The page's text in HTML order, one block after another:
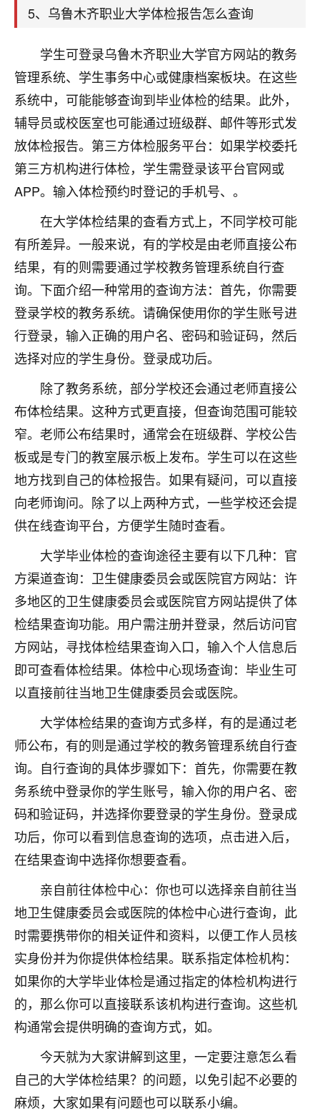
5、乌鲁木齐职业大学体检报告怎么查询
学生可登录乌鲁木齐职业大学官方网站的教务
管理系统、学生事务中心或健康档案板块。在这些
系统中，可能能够查询到毕业体检的结果。此外，
辅导员或校医室也可能通过班级群、邮件等形式发
放体检报告。第三方体检服务平台：如果学校委托
第三方机构进行体检，学生需登录该平台官网或
APP。输入体检预约时登记的手机号、。
在大学体检结果的查看方式上，不同学校可能
有所差异。一般来说，有的学校是由老师直接公布
结果，有的则需要通过学校教务管理系统自行查
询。下面介绍一种常用的查询方法：首先，你需要
登录学校的教务系统。请确保使用你的学生账号进
行登录，输入正确的用户名、密码和验证码，然后
选择对应的学生身份。登录成功后。
除了教务系统，部分学校还会通过老师直接公
布体检结果。这种方式更直接，但查询范围可能较
窄。老师公布结果时，通常会在班级群、学校公告
板或是专门的教室展示板上发布。学生可以在这些
地方找到自己的体检报告。如果有疑问，可以直接
向老师询问。除了以上两种方式，一些学校还会提
供在线查询平台，方便学生随时查看。
大学毕业体检的查询途径主要有以下几种：官
方渠道查询：卫生健康委员会或医院官方网站：许
多地区的卫生健康委员会或医院官方网站提供了体
检结果查询功能。用户需注册并登录，然后访问官
方网站，寻找体检结果查询入口，输入个人信息后
即可查看体检结果。体检中心现场查询：毕业生可
以直接前往当地卫生健康委员会或医院。
大学体检结果的查询方式多样，有的是通过老
师公布，有的则是通过学校的教务管理系统自行查
询。自行查询的具体步骤如下：首先，你需要在教
务系统中登录你的学生账号，输入你的用户名、密
码和验证码，并选择你要登录的学生身份。登录成
功后，你可以看到信息查询的选项，点击进入后，
在结果查询中选择你想要查看。
亲自前往体检中心：你也可以选择亲自前往当
地卫生健康委员会或医院的体检中心进行查询，此
时需要携带你的相关证件和资料，以便工作人员核
实身份并为你提供体检结果。联系指定体检机构：
如果你的大学毕业体检是通过指定的体检机构进行
的，那么你可以直接联系该机构进行查询。这些机
构通常会提供明确的查询方式，如。
今天就为大家讲解到这里，一定要注意怎么看
自己的大学体检结果？的问题，以免引起不必要的
麻烦，大家如果有问题也可以联系小编。
太岁还有一个发钱粮，本来年前的人事调整，拖到年
职第一个就是我，职务无所谓，主要是底薪加了
3000，非常开心，无论如何，感恩感谢！🙏🏻
鹿森：恭喜升职加薪！！，请客吗？�
12小时前 来自北京 32
心心相印
我身体不太好，总是病病殃殃的，去检查又没什么大
题，后来无意中看到有人推荐慧来老师，跟老师聊过
之后，心情豁然开朗，也听老师建议，处理了一些因
果问题。今年以来，身体比以前好多，主要是心情好
了，老师说境随心转，现在深有体会了。
鹿森 ：是的，其实跟老师聊过之后，最大的感
触，首先就是心态会变好，万般皆是命，半点
不由人！
1天前 来自四川
金白水清
我也想找老师看看，有没有人给个联系方式的啊？
鹿森：慧来老师微信：gjsy0624
1天前 来自江西 12
青春168
2天前 来自山西 15
Jessica李
老师做不做超度法事？我想给我奶奶做超度，她今年
刚去世了。
七零老顽童：我母亲前年离世，刚开始我经常
做梦梦见她，后来也是朋友介绍，找到慧来老
师，安排了超度法事，做梦再也没有梦到过
超度，现在看来，人不信也不行。
2天前 来自云南 11
优秀的张同学
老师收徒吗？？我对这些很感兴趣
2天前 来自山西 15